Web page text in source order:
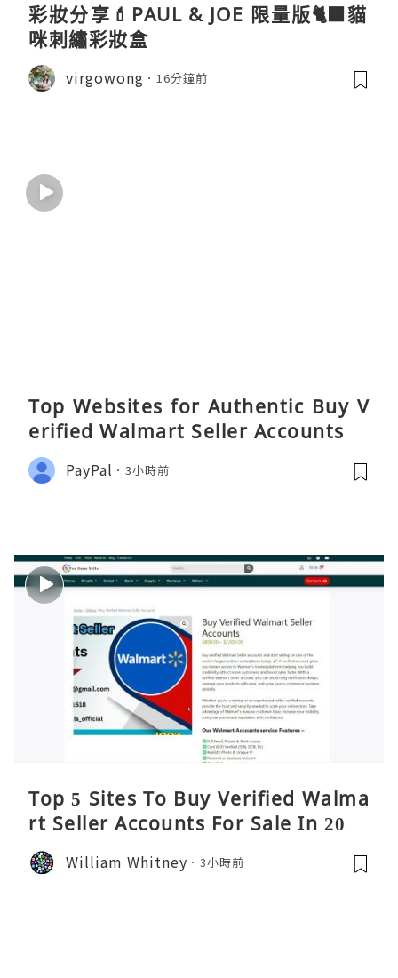
彩妝分享💄PAUL & JOE 限量版🐈‍⬛貓
咪刺繡彩妝盒
virgowong 16分鐘前
Top Websites for Authentic Buy V
erified Walmart Seller Accounts
PayPal 3小時前
Top 5 Sites To Buy Verified Walma
rt Seller Accounts For Sale In 2026
William Whitney 3小時前